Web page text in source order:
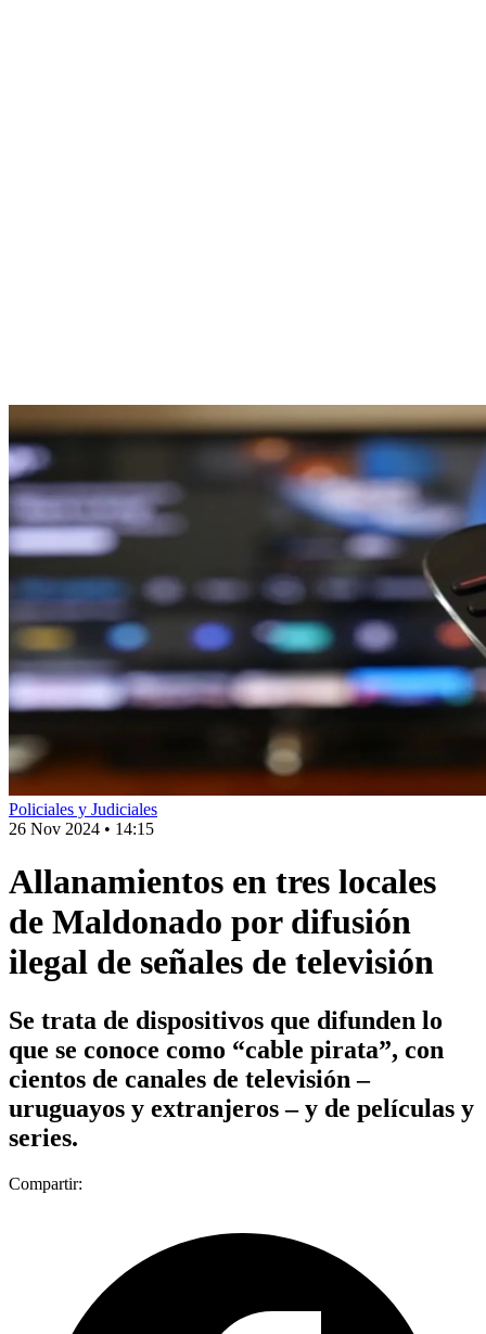
Policiales y Judiciales
26 Nov 2024 • 14:15
Allanamientos en tres locales
de Maldonado por difusión
ilegal de señales de televisión
Se trata de dispositivos que difunden lo
que se conoce como “cable pirata”, con
cientos de canales de televisión –
uruguayos y extranjeros – y de películas y
series.
Compartir: